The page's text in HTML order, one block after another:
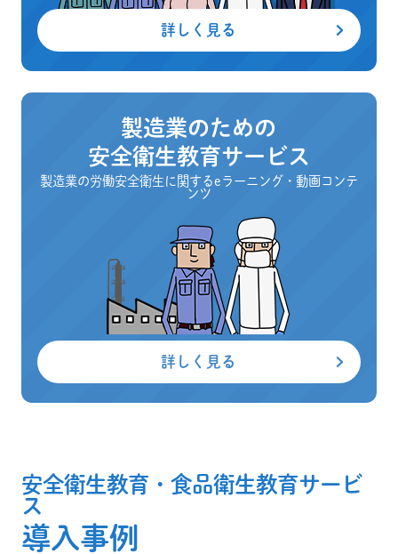
詳しく見る
製造業のための
安全衛生教育サービス
製造業の労働安全衛生に関するeラーニング・動画コンテ
ンツ
詳しく見る
安全衛生教育・食品衛生教育サービ
ス
導入事例